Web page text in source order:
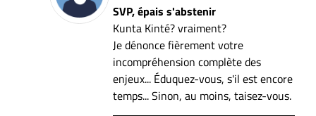
SVP, épais s'abstenir
Kunta Kinté? vraiment?
Je dénonce fièrement votre
incompréhension complète des
enjeux... Éduquez-vous, s'il est encore
temps... Sinon, au moins, taisez-vous.